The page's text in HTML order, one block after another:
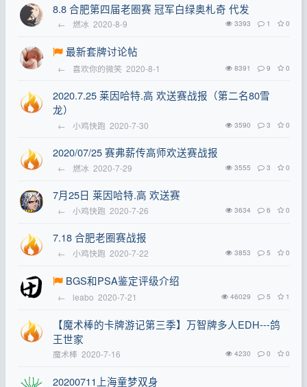
8.8 合肥第四届老圈赛 冠军白绿奥札奇 代发
← 燃冰 2020-8-9 3393 1 0
最新套牌讨论帖
← 喜欢你的微笑 2020-8-1 8391 9 0
2020.7.25 莱因哈特.高 欢送赛战报（第二名80雪
龙）
← 小鸡快跑 2020-7-30 3590 3 0
2020/07/25 赛弗薪传高师欢送赛战报
← 燃冰 2020-7-29 3555 3 0
7月25日 莱因哈特.高 欢送赛
← 小鸡快跑 2020-7-26 3634 6 0
7.18 合肥老圈赛战报
← 小鸡快跑 2020-7-22 3853 5 0
BGS和PSA鉴定评级介绍
← leabo 2020-7-21 46029 5 1
【魔术棒的卡牌游记第三季】万智牌多人EDH---鸽
王世家
魔术棒 2020-7-16 4230 0 0
20200711上海童梦双身